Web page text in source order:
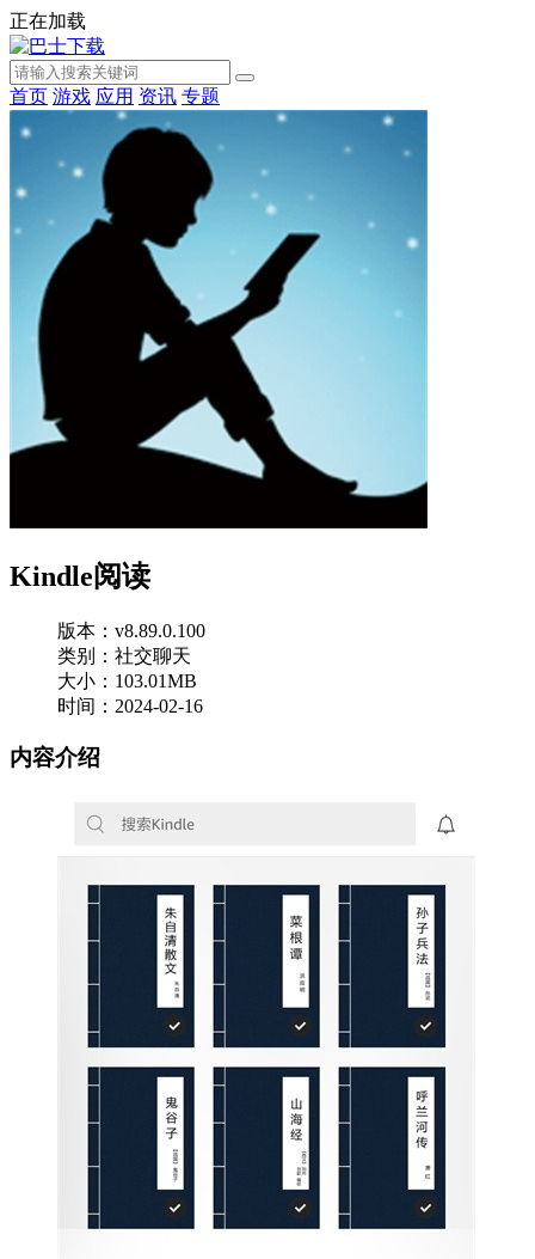
正在加载
首页 游戏 应用 资讯 专题
Kindle阅读
版本：v8.89.0.100
类别：社交聊天
大小：103.01MB
时间：2024-02-16
内容介绍